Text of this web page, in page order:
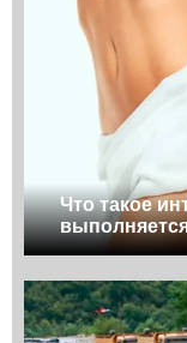
Что такое